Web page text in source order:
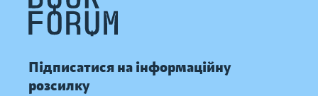
Підписатися на інформаційну
розсилку